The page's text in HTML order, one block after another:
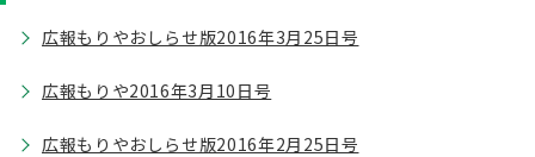
広報もりやおしらせ版2016年3月25日号
広報もりや2016年3月10日号
広報もりやおしらせ版2016年2月25日号